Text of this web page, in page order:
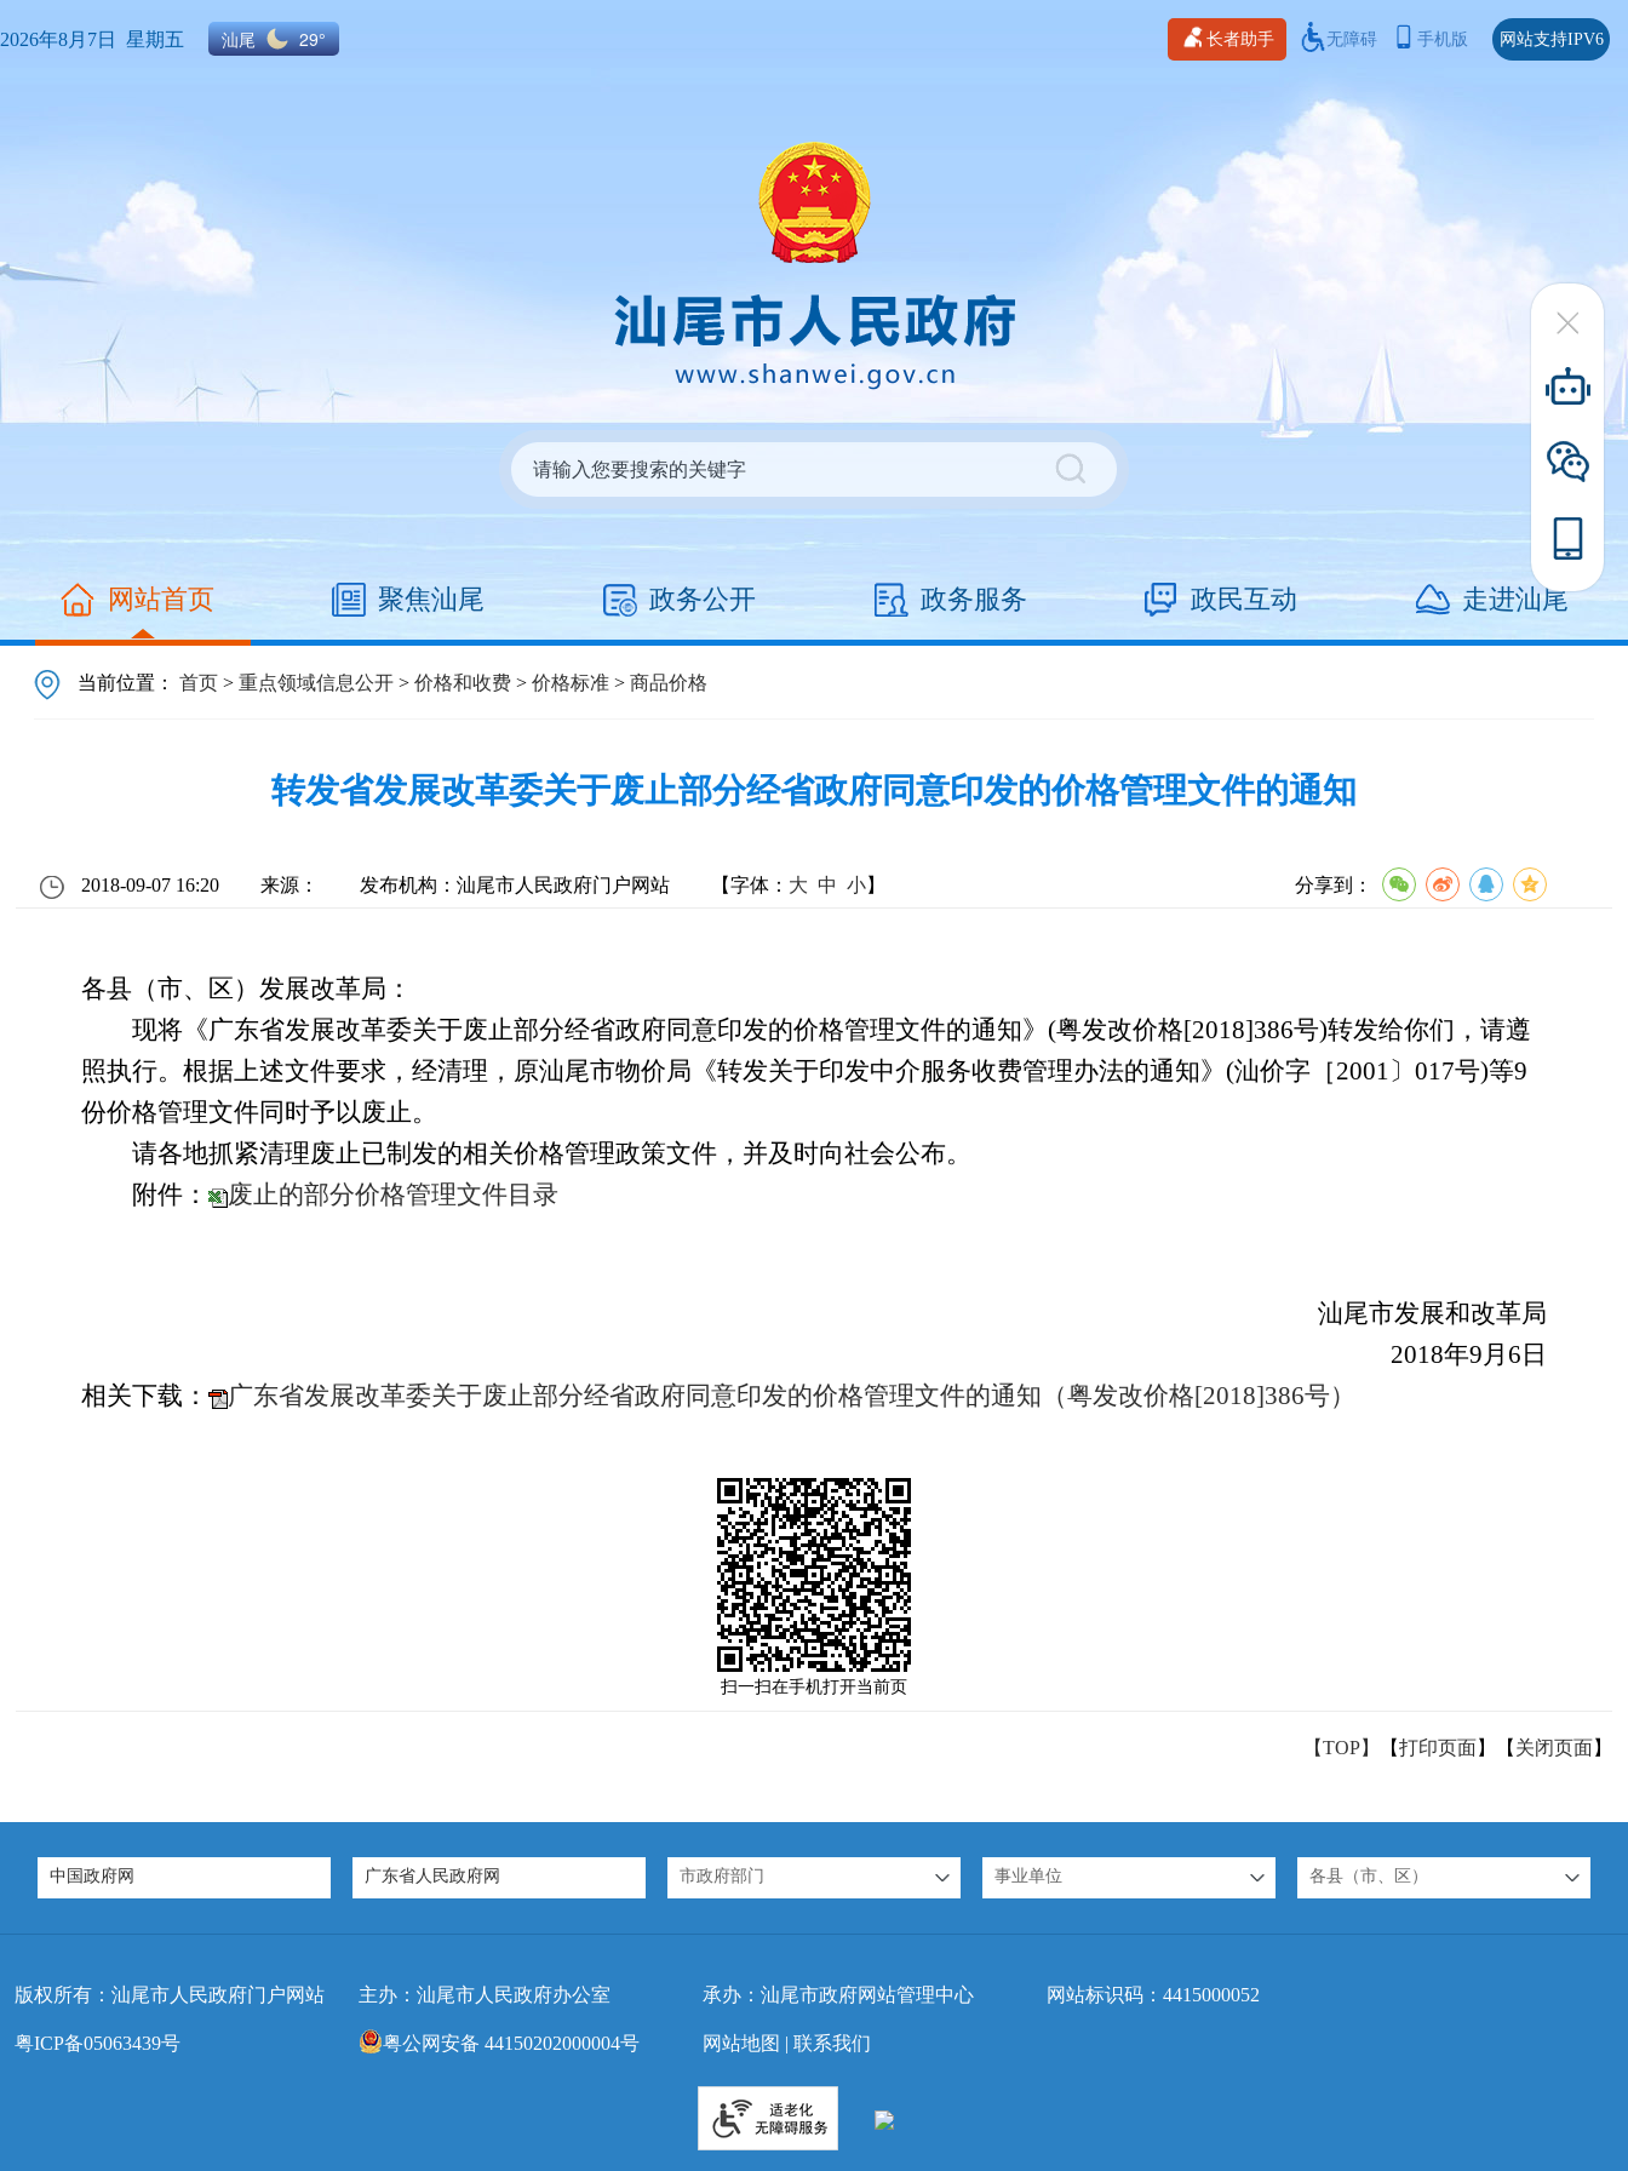
2026年8月7日 星期五 汕尾 29° 长者助手 无障碍 手机版 网站支持IPV6
网站首页 聚焦汕尾 政务公开 政务服务 政民互动 走进汕尾
当前位置：首页 >重点领域信息公开 >价格和收费 >价格标准 >商品价格
转发省发展改革委关于废止部分经省政府同意印发的价格管理文件的通知
2018-09-07 16:20 来源： 发布机构：汕尾市人民政府门户网站 【字体： 大 中 小】 分享到：
各县（市、区）发展改革局：
现将《广东省发展改革委关于废止部分经省政府同意印发的价格管理文件的通知》(粤发改价格[2018]386号)转发给你们，请遵
照执行。根据上述文件要求，经清理，原汕尾市物价局《转发关于印发中介服务收费管理办法的通知》(汕价字［2001〕017号)等9
份价格管理文件同时予以废止。
请各地抓紧清理废止已制发的相关价格管理政策文件，并及时向社会公布。
附件：
废止的部分价格管理文件目录
汕尾市发展和改革局
2018年9月6日
相关下载：
广东省发展改革委关于废止部分经省政府同意印发的价格管理文件的通知（粤发改价格[2018]386号）
扫一扫在手机打开当前页
【TOP】 【打印页面】【 关闭页面】
中国政府网 广东省人民政府网 市政府部门 事业单位 各县（市、区）
版权所有：汕尾市人民政府门户网站 主办：汕尾市人民政府办公室 承办：汕尾市政府网站管理中心 网站标识码：4415000052
粤ICP备05063439号 粤公网安备 44150202000004号 网站地图 | 联系我们